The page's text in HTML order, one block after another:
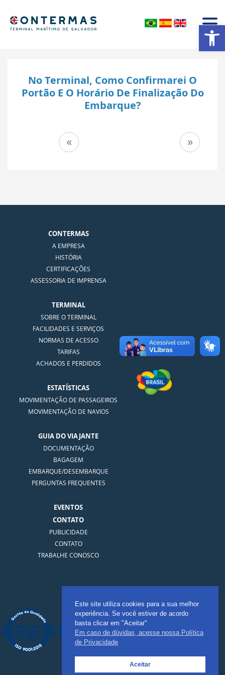
Abrir a barra de ferramentas
No Terminal, Como Confirmarei O
Portão E O Horário De Finalização Do
Embarque?
Navegação
« »
CONTERMAS
A EMPRESA
HISTÓRIA
CERTIFICAÇÕES
ASSESSORIA DE IMPRENSA
TERMINAL
SOBRE O TERMINAL
FACILIDADES E SERVIÇOS
NORMAS DE ACESSO
TARIFAS
ACHADOS E PERDIDOS
ESTATÍSTICAS
MOVIMENTAÇÃO DE PASSAGEIROS
MOVIMENTAÇÃO DE NAVIOS
GUIA DO VIAJANTE
DOCUMENTAÇÃO
BAGAGEM
EMBARQUE/DESEMBARQUE
PERGUNTAS FREQUENTES
EVENTOS
CONTATO
PUBLICIDADE
CONTATO
TRABALHE CONOSCO
Telefone: (71) 3901-3670
Este site utiliza cookies para a sua melhor
experiência. Se você estiver de acordo
basta clicar em "Aceitar"
Em caso de dúvidas, acesse nossa Política
de Privacidade
Aceitar